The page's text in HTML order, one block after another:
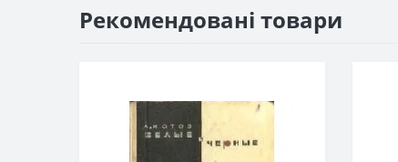
Рекомендовані товари